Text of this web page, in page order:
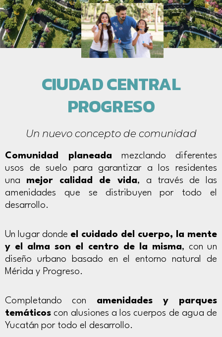
CIUDAD CENTRAL
PROGRESO
Un nuevo concepto de comunidad
Comunidad planeada mezclando diferentes
usos de suelo para garantizar a los residentes
una mejor calidad de vida, a través de las
amenidades que se distribuyen por todo el
desarrollo.
Un lugar donde el cuidado del cuerpo, la mente
y el alma son el centro de la misma, con un
diseño urbano basado en el entorno natural de
Mérida y Progreso.
Completando con amenidades y parques
temáticos con alusiones a los cuerpos de agua de
Yucatán por todo el desarrollo.